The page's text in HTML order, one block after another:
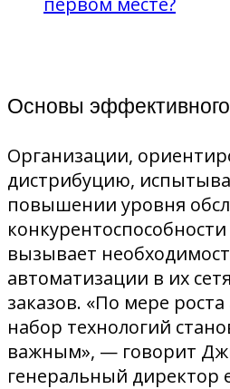
Основы
Организации,
дистрибуцию,
повышении уровня
вызывает
автоматизации в их
заказов. «По мере
набор технологий
важным», — говорит
генеральный директор